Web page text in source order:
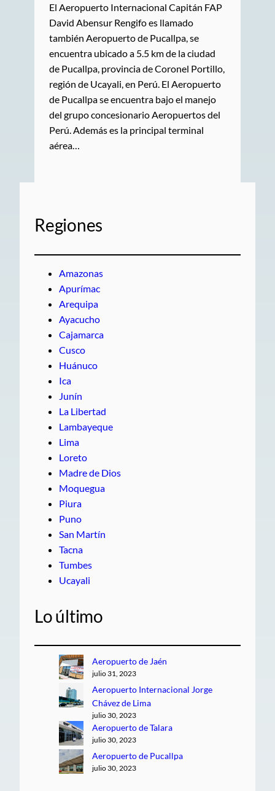
El Aeropuerto Internacional Capitán FAP
David Abensur Rengifo es llamado
también Aeropuerto de Pucallpa, se
encuentra ubicado a 5.5 km de la ciudad
de Pucallpa, provincia de Coronel Portillo,
región de Ucayali, en Perú. El Aeropuerto
de Pucallpa se encuentra bajo el manejo
del grupo concesionario Aeropuertos del
Perú. Además es la principal terminal
aérea…
Regiones
Amazonas
Apurímac
Arequipa
Ayacucho
Cajamarca
Cusco
Huánuco
Ica
Junín
La Libertad
Lambayeque
Lima
Loreto
Madre de Dios
Moquegua
Piura
Puno
San Martín
Tacna
Tumbes
Ucayali
Lo último
Aeropuerto de Jaén
julio 31, 2023
Aeropuerto Internacional Jorge
Chávez de Lima
julio 30, 2023
Aeropuerto de Talara
julio 30, 2023
Aeropuerto de Pucallpa
julio 30, 2023